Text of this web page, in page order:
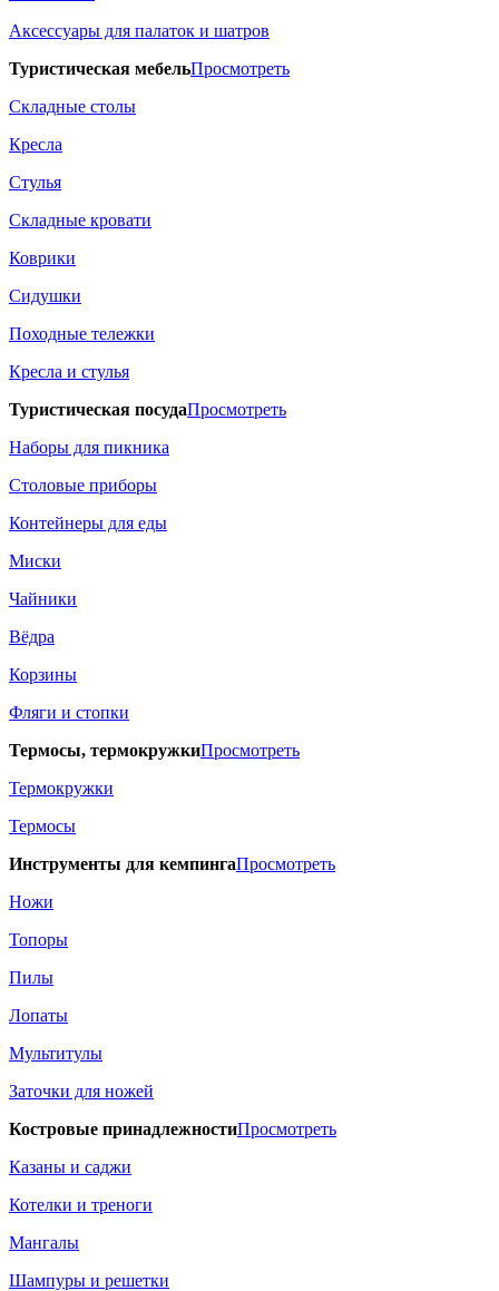
Аксессуары для палаток и шатров
Туристическая мебельПросмотреть
Складные столы
Кресла
Стулья
Складные кровати
Коврики
Сидушки
Походные тележки
Кресла и стулья
Туристическая посудаПросмотреть
Наборы для пикника
Столовые приборы
Контейнеры для еды
Миски
Чайники
Вёдра
Корзины
Фляги и стопки
Термосы, термокружкиПросмотреть
Термокружки
Термосы
Инструменты для кемпингаПросмотреть
Ножи
Топоры
Пилы
Лопаты
Мультитулы
Заточки для ножей
Костровые принадлежностиПросмотреть
Казаны и саджи
Котелки и треноги
Мангалы
Шампуры и решетки